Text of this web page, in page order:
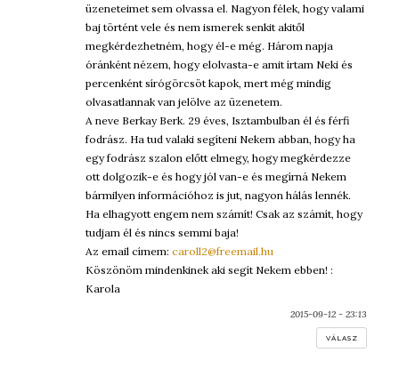
üzeneteimet sem olvassa el. Nagyon félek, hogy valami
baj történt vele és nem ismerek senkit akitől
megkérdezhetném, hogy él-e még. Három napja
óránként nézem, hogy elolvasta-e amit írtam Neki és
percenként sírógörcsöt kapok, mert még mindig
olvasatlannak van jelölve az üzenetem.
A neve Berkay Berk. 29 éves, Isztambulban él és férfi
fodrász. Ha tud valaki segíteni Nekem abban, hogy ha
egy fodrász szalon előtt elmegy, hogy megkérdezze
ott dolgozik-e és hogy jól van-e és megírná Nekem
bármilyen információhoz is jut, nagyon hálás lennék.
Ha elhagyott engem nem számít! Csak az számít, hogy
tudjam él és nincs semmi baja!
Az email címem: caroll2@freemail.hu
Köszönöm mindenkinek aki segít Nekem ebben! :
Karola
2015-09-12 - 23:13
VÁLASZ